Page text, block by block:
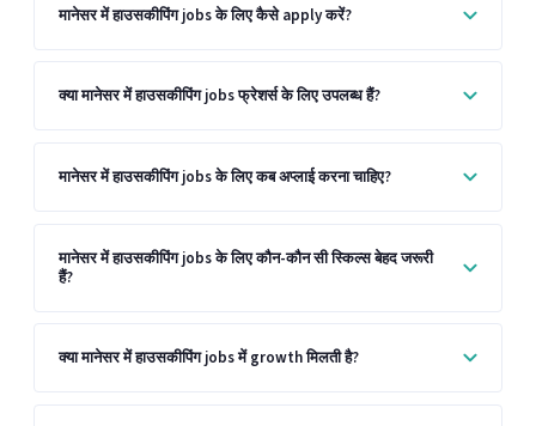
मानेसर में हाउसकीपिंग jobs के लिए कैसे apply करें?
क्या मानेसर में हाउसकीपिंग jobs फ्रेशर्स के लिए उपलब्ध हैं?
मानेसर में हाउसकीपिंग jobs के लिए कब अप्लाई करना चाहिए?
मानेसर में हाउसकीपिंग jobs के लिए कौन-कौन सी स्किल्स बेहद जरूरी
हैं?
क्या मानेसर में हाउसकीपिंग jobs में growth मिलती है?